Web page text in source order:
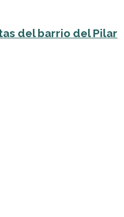
del barrio del Pilar